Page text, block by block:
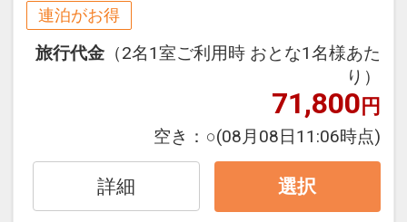
知床ネイチャーインフォメーションコー
ラウンジに併設された知床ネイチャーイ
ンフォメーションコーナーでは、お客様
の観光や自然に関する情報をご提供させ
ていただいております。
時には、お客様同士の情報交換の場とし
２泊目より１泊につきおひとり様
５００円引、こどもＡ３５０円引、こど
もＢ２５０円引
※割引適用後のご旅行代金は、カレンダ
ーからお進みいただいた後表示される
「空室照会結果確認画面」でご確認くだ
※宿泊期間中すべての日において人数・
連泊がお得
旅行代金 （2名1室ご利用時 おとな1名様あた
り）
71,800円
空き： ○(08月08日11:06時点)
詳細 選択